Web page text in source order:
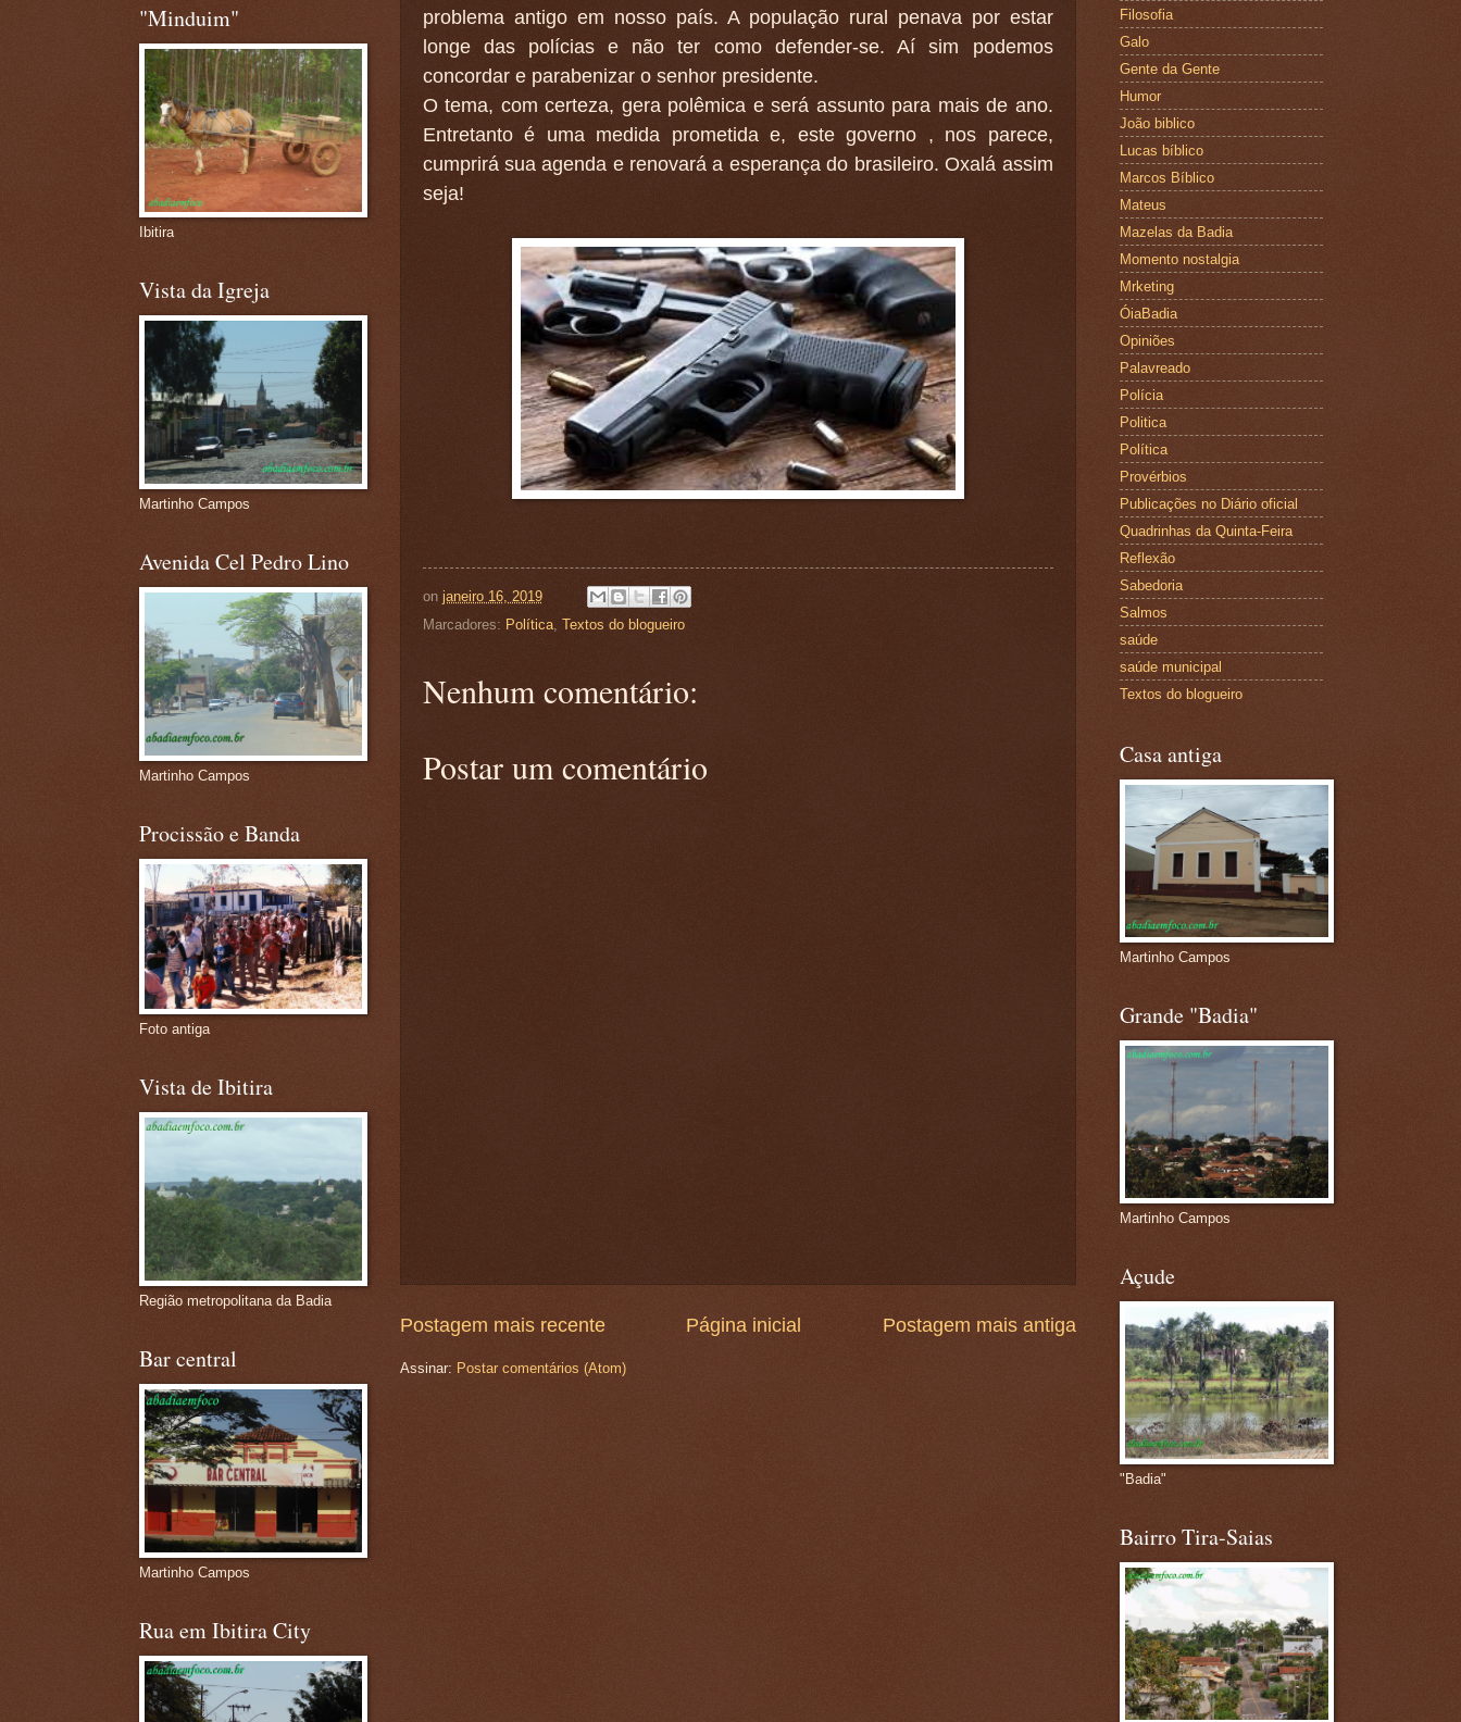
problema antigo em nosso país. A população rural penava por estar
longe das polícias e não ter como defender-se. Aí sim podemos
concordar e parabenizar o senhor presidente.
O tema, com certeza, gera polêmica e será assunto para mais de ano.
Entretanto é uma medida prometida e, este governo , nos parece,
cumprirá sua agenda e renovará a esperança do brasileiro. Oxalá assim
seja!
on janeiro 16, 2019
Marcadores: Política, Textos do blogueiro
Nenhum comentário:
Postar um comentário
Postagem mais recente Postagem mais antiga
Página inicial
Assinar: Postar comentários (Atom)
"Minduim"
Ibitira
Vista da Igreja
Martinho Campos
Avenida Cel Pedro Lino
Martinho Campos
Procissão e Banda
Foto antiga
Vista de Ibitira
Região metropolitana da Badia
Bar central
Martinho Campos
Rua em Ibitira City
Filosofia
Galo
Gente da Gente
Humor
João biblico
Lucas bíblico
Marcos Bíblico
Mateus
Mazelas da Badia
Momento nostalgia
Mrketing
ÓiaBadia
Opiniões
Palavreado
Polícia
Politica
Política
Provérbios
Publicações no Diário oficial
Quadrinhas da Quinta-Feira
Reflexão
Sabedoria
Salmos
saúde
saúde municipal
Textos do blogueiro
Casa antiga
Martinho Campos
Grande "Badia"
Martinho Campos
Açude
"Badia"
Bairro Tira-Saias